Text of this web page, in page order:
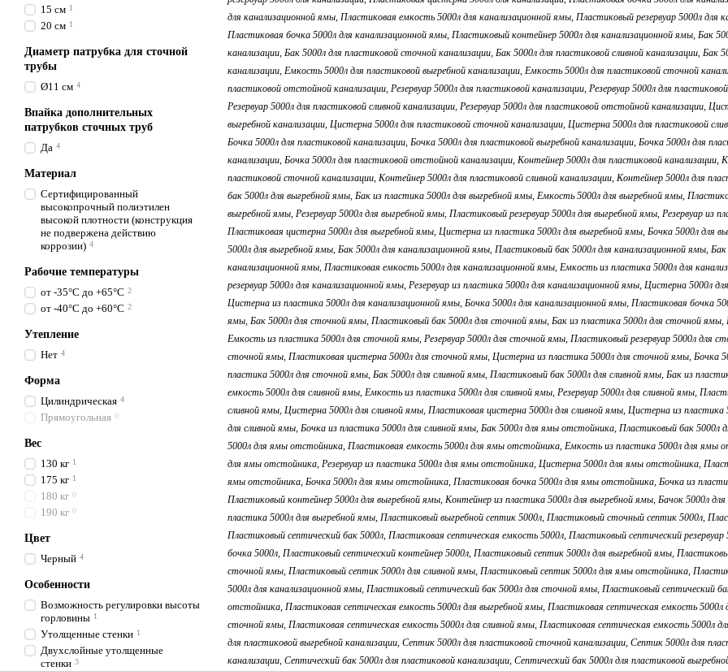
15 см 1
20 см 1
Диаметр патрубка для сточной
трубы
Ø11 см 4
Впайка дополнительных
патрубков сточных труб
Да 4
Материал
Сертифицированный
высокопрочный полиэтилен
высокой плотности (конструкция
не подвержена действию
коррозии) 4
Рабочие температуры
от -35°C до +65°C 2
от -40°C до +60°C 2
Утепление
Нет 4
Форма
Цилиндрическая 4
Прямоугольная 0
Вес
130 кг 1
175 кг 1
180 кг 0
190 кг 0
Цвет
Черный 4
Особенности
Возможность регулировки высоты
горловины 1
Утолщенные стенки 1
Двухслойные утолщенные
стенки 3